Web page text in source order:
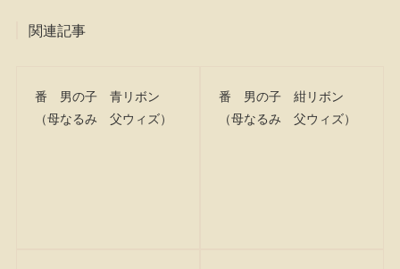
関連記事
番 男の子 青リボン
（母なるみ 父ウィズ）
番 男の子 紺リボン
（母なるみ 父ウィズ）